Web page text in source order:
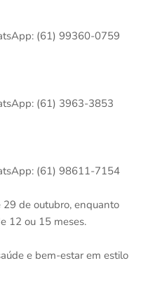
(61) 99360-0759
(61) 3963-3853
(61) 98611-7154
de outubro, enquanto
12 ou 15 meses.
e bem-estar em estilo